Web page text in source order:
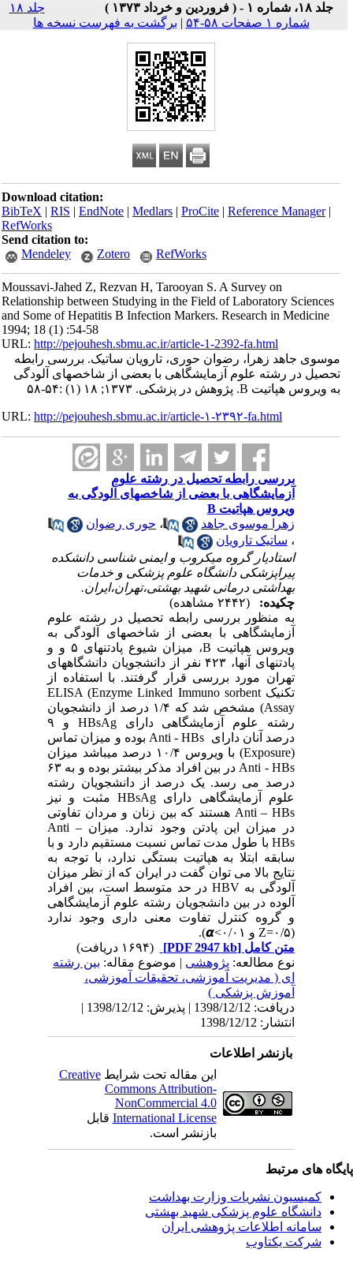
جلد ۱۸، شماره ۱ - ( فروردین و خرداد ۱۳۷۳ )
جلد ۱۸
شماره ۱ صفحات ۵۸-۵۴
|برگشت به فهرست نسخه ها
Download citation:
BibTeX|RIS|EndNote|Medlars|ProCite|Reference Manager
RefWorks
Send citation to:
Mendeley
Zotero RefWorks
Moussavi-Jahed Z, Rezvan H, Tarooyan S. A Survey on
Relationship between Studying in the Field of Laboratory Sciences
and Some of Hepatitis B Infection Markers. Research in Medicine
1994; 18 (1) :54-58
URL:http://pejouhesh.sbmu.ac.ir/article-1-2392-fa.html
موسوی جاهد زهرا، رضوان حوری، تارویان ساتیک. بررسی رابطه
تحصیل در رشته علوم آزمایشگاهی با بعضی از شاخصهای آلودگی
به ویروس هپاتیت B. پژوهش در پزشکی. ۱۳۷۳; ۱۸ (۱) :۵۴-۵۸
URL:http://pejouhesh.sbmu.ac.ir/article-۱-۲۳۹۲-fa.html
بررسی رابطه تحصیل در رشته علوم
آزمایشگاهی با بعضی از شاخصهای آلودگی به
ویروس هپاتیت B
زهرا موسوی جاهد
،حوری رضوان
ساتیک تارویان
استادیار گروه میکروب و ایمنی شناسی دانشکده
پیراپزشکی دانشگاه علوم پزشکی و خدمات
بهداشتی درمانی شهید بهشتی،تهران،ایران.
چکیده:
به منظور بررسی رابطه تحصیل در رشته علوم
آزمایشگاهی با بعضی از شاخصهای آلودگی به
ویروس هپاتیتB
، میزان شیوع پادتنهای ۵ و و
پادتنهای آنها، ۴۲۳ نفر از دانشجویان دانشگاههای
تهران مورد بررسی قرار گرفتند. با استفاده از
تکنیکELISA (Enzyme Linked Immuno sorbent
Assay
) مشخص شد که ۱/۴ درصد از دانشجویان
رشته علوم آزمایشگاهی دارای HBsAg
و ۹
درصد آنان دارای Anti - HBsبوده و میزان تماس
Exposure) با ویروس ۱۰/۴ درصد میباشد میزان
Anti - HBs
در بین افراد مذکر بیشتر بوده و به ۶۳
درصد می رسد. یک درصد از دانشجویان رشته
علوم آزمایشگاهی دارایHBsAgمثبت و نیز
Anti – HBsهستند که بین زنان و مردان تفاوتی
در میزان این پادتن وجود ندارد. میزانAnti –
HBsبا طول مدت تماس نسبت مستقیم دارد و با
سابقه ابتلا به هپاتیت بستگی ندارد، با توجه به
نتایج بالا می توان گفت در ایران که از نظر میزان
آلودگی بهHBVدر حد متوسط است، بین افراد
آلوده در بین دانشجویان رشته علوم آزمایشگاهی
و گروه کنترل تفاوت معنی داری وجود ندارد
Z=و ۰/۰۱> 𝞪
).
متن کامل[PDF 2947 kb]
نوع مطالعه:پژوهشی| موضوع مقاله:بین رشته
ای ( مدیریت آموزشی، تحقیقات آموزشی،
آموزش پزشکی )
دریافت: 1398/12/12 | پذیرش: 1398/12/12 |
انتشار: 1398/12/12
بازنشر اطلاعات
این مقاله تحت شرایطCreative
Commons Attribution-
NonCommercial 4.0
International Licenseقابل
بازنشر است.
های مرتبط
کمیسیون نشریات وزارت بهداشت
دانشگاه علوم پزشکی شهید بهشتی
سامانه اطلاعات پژوهشی ایران
شرکت یکتاوب